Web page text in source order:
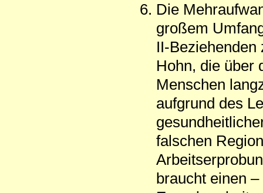
Die
großem
II-
Hohn, die über
Menschen
aufgrund des
falschen
braucht einen